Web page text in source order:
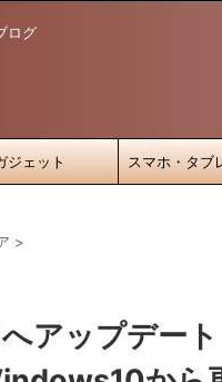
ログ
ジェット スマホ・タブ
>
アップデー